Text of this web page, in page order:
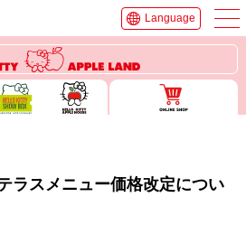
Language
ラスメニュー価格改定につい